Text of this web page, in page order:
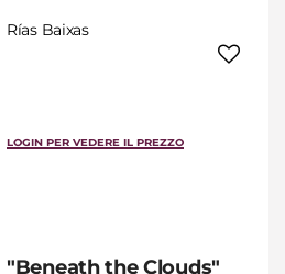
Rías Baixas
LOGIN PER VEDERE IL PREZZO
"Beneath the Clouds"